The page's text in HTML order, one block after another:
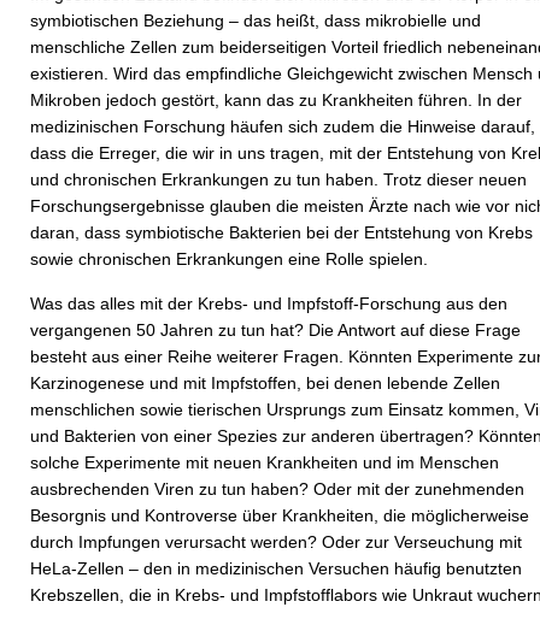
symbiotischen Beziehung – das heißt, dass mikrobielle und
menschliche Zellen zum beiderseitigen Vorteil friedlich
existieren. Wird das empfindliche Gleichgewicht zwischen Mensch
Mikroben jedoch gestört, kann das zu Krankheiten führen. In der
medizinischen Forschung häufen sich zudem die Hinweise darauf,
dass die Erreger, die wir in uns tragen, mit der Entstehung von
und chronischen Erkrankungen zu tun haben. Trotz dieser neuen
Forschungsergebnisse glauben die meisten Ärzte nach wie vor
daran, dass symbiotische Bakterien bei der Entstehung von Krebs
sowie chronischen Erkrankungen eine Rolle spielen.
Was das alles mit der Krebs- und Impfstoff-Forschung aus den
vergangenen 50 Jahren zu tun hat? Die Antwort auf diese Frage
besteht aus einer Reihe weiterer Fragen. Könnten Experimente
Karzinogenese und mit Impfstoffen, bei denen lebende Zellen
menschlichen sowie tierischen Ursprungs zum Einsatz kommen,
und Bakterien von einer Spezies zur anderen übertragen?
solche Experimente mit neuen Krankheiten und im Menschen
ausbrechenden Viren zu tun haben? Oder mit der zunehmenden
Besorgnis und Kontroverse über Krankheiten, die möglicherweise
durch Impfungen verursacht werden? Oder zur Verseuchung mit
HeLa-Zellen – den in medizinischen Versuchen häufig benutzten
Krebszellen, die in Krebs- und Impfstofflabors wie Unkraut